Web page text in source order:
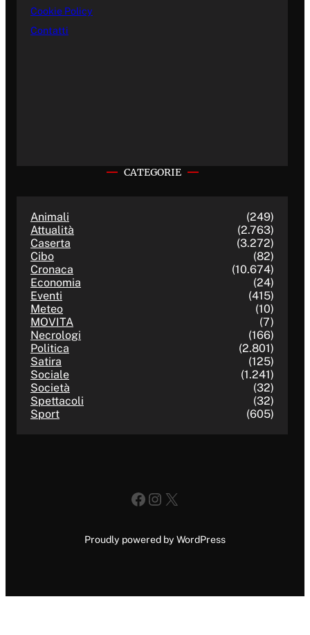
Cookie Policy
Contatti
CATEGORIE
Animali
(249)
Attualità
(2.763)
Caserta
(3.272)
Cibo
(82)
Cronaca
(10.674)
Economia
(24)
Eventi
(415)
Meteo
(10)
MOVITA
(7)
Necrologi
(166)
Politica
(2.801)
Satira
(125)
Sociale
(1.241)
Società
(32)
Spettacoli
(32)
Sport
(605)
Facebook
Instagram
X
Proudly powered by WordPress